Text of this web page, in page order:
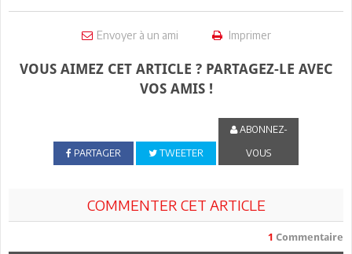
Envoyer à un ami Imprimer
VOUS AIMEZ CET ARTICLE ? PARTAGEZ-LE AVEC
VOS AMIS !
PARTAGER TWEETER
ABONNEZ-
VOUS
COMMENTER CET ARTICLE
1 Commentaire